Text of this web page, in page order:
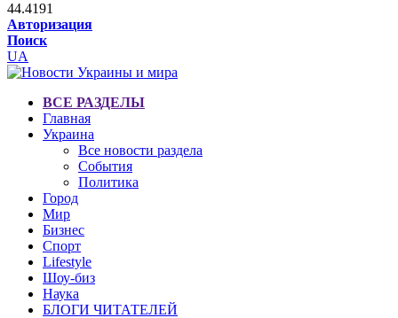
44.4191
Авторизация
Поиск
UA
ВСЕ РАЗДЕЛЫ
Главная
Украина
Все новости раздела
События
Политика
Город
Мир
Бизнес
Спорт
Lifestyle
Шоу-биз
Наука
БЛОГИ ЧИТАТЕЛЕЙ